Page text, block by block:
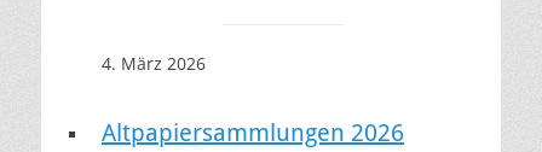
4. März 2026
Altpapiersammlungen 2026